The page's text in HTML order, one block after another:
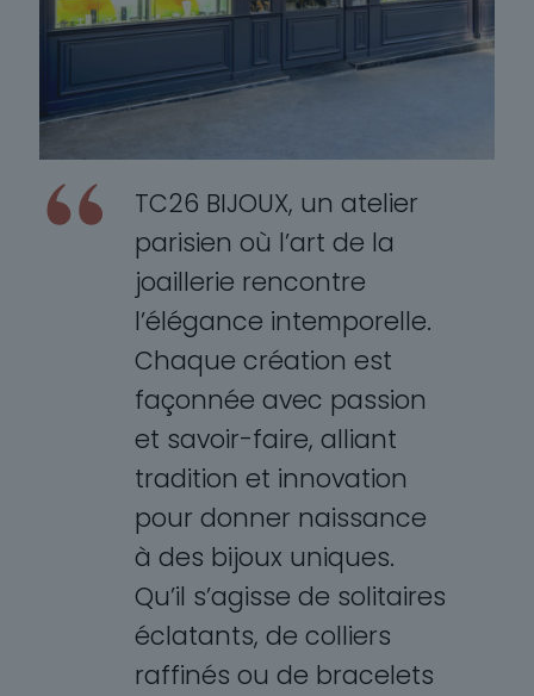
TC26 BIJOUX, un atelier
parisien où l’art de la
joaillerie rencontre
l’élégance intemporelle.
Chaque création est
façonnée avec passion
et savoir-faire, alliant
tradition et innovation
pour donner naissance
à des bijoux uniques.
Qu’il s’agisse de solitaires
éclatants, de colliers
raffinés ou de bracelets